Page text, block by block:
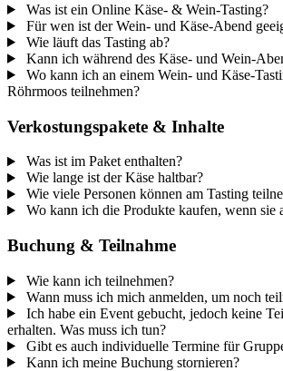
Was ist ein Online Käse- & Wein-Tasting?
Für wen ist der Wein- und Käse-Abend
Wie läuft das Tasting ab?
Kann ich während des Käse- und Wein-
Wo kann ich an einem Wein- und Käse-
Röhrmoos teilnehmen?
Verkostungspakete & Inhalte
Was ist im Paket enthalten?
Wie lange ist der Käse haltbar?
Wie viele Personen können am Tasting
Wo kann ich die Produkte kaufen, wenn sie
Buchung & Teilnahme
Wie kann ich teilnehmen?
Wann muss ich mich anmelden, um noch
Ich habe ein Event gebucht, jedoch keine
erhalten. Was muss ich tun?
Gibt es auch individuelle Termine für
Kann ich meine Buchung stornieren?